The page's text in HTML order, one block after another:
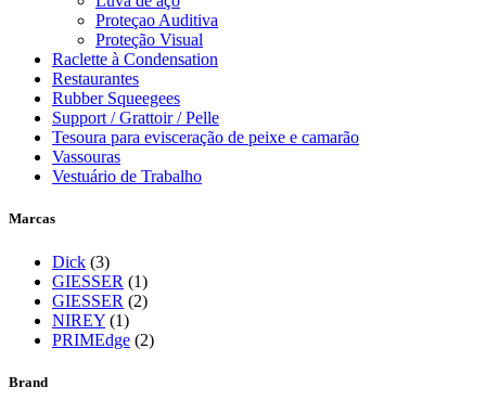
Proteçao Auditiva
Proteção Visual
Raclette à Condensation
Restaurantes
Rubber Squeegees
Support / Grattoir / Pelle
Tesoura para evisceração de peixe e camarão
Vassouras
Vestuário de Trabalho
Marcas
Dick (3)
GIESSER (1)
GIESSER (2)
NIREY (1)
PRIMEdge (2)
Brand